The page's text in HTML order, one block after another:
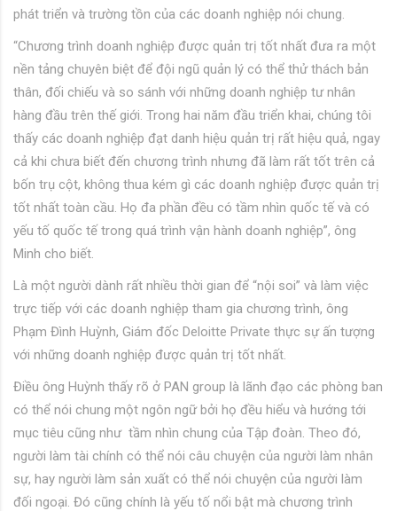
phát triển và trường tồn của các doanh nghiệp nói chung.
“Chương trình doanh nghiệp được quản trị tốt nhất đưa ra một
nền tảng chuyên biệt để đội ngũ quản lý có thể thử thách bản
thân, đối chiếu và so sánh với những doanh nghiệp tư nhân
hàng đầu trên thế giới. Trong hai năm đầu triển khai, chúng tôi
thấy các doanh nghiệp đạt danh hiệu quản trị rất hiệu quả, ngay
cả khi chưa biết đến chương trình nhưng đã làm rất tốt trên cả
bốn trụ cột, không thua kém gì các doanh nghiệp được quản trị
tốt nhất toàn cầu. Họ đa phần đều có tầm nhìn quốc tế và có
yếu tố quốc tế trong quá trình vận hành doanh nghiệp”, ông
Minh cho biết.
Là một người dành rất nhiều thời gian để “nội soi” và làm việc
trực tiếp với các doanh nghiệp tham gia chương trình, ông
Phạm Đình Huỳnh, Giám đốc Deloitte Private thực sự ấn tượng
với những doanh nghiệp được quản trị tốt nhất.
Điều ông Huỳnh thấy rõ ở PAN group là lãnh đạo các phòng ban
có thể nói chung một ngôn ngữ bởi họ đều hiểu và hướng tới
mục tiêu cũng như tầm nhìn chung của Tập đoàn. Theo đó,
người làm tài chính có thể nói câu chuyện của người làm nhân
sự, hay người làm sản xuất có thể nói chuyện của người làm
đối ngoại. Đó cũng chính là yếu tố nổi bật mà chương trình